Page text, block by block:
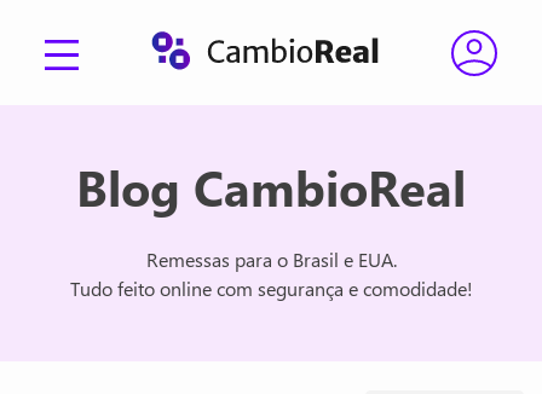
Blog CambioReal
Remessas para o Brasil e EUA.
Tudo feito online com segurança e comodidade!